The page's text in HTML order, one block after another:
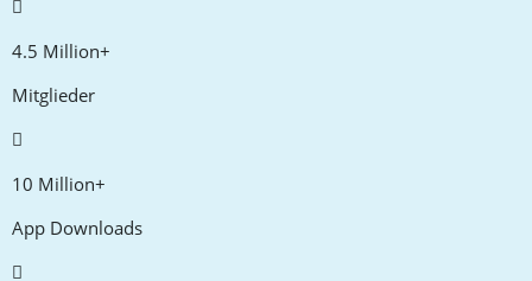
4.5 Million+
Mitglieder
10 Million+
App Downloads